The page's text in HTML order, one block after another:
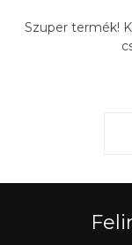
Szuper termék!